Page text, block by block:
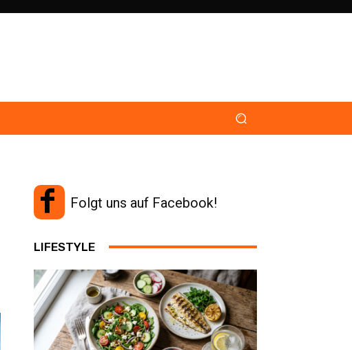
Folgt uns auf Facebook!
LIFESTYLE